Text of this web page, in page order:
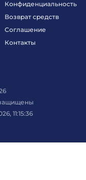
Конфиденциальность
Возврат средств
Соглашение
Контакты
11:15:36